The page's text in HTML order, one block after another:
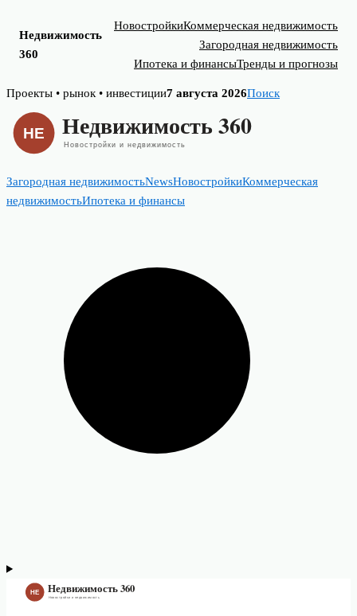
Недвижимость
360
НовостройкиКоммерческая недвижимость
Загородная недвижимость
Ипотека и финансыТренды и прогнозы
Skip
content
Проекты • рынок • инвестиции7 августа 2026Поиск
Загородная недвижимостьNewsНовостройкиКоммерческая
недвижимостьИпотека и финансы